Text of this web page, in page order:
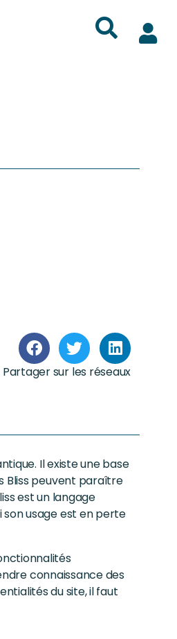
Partager sur les réseaux
Il existe une base
Bliss peuvent paraître
est un langage
usage est en perte
connaissance des
du site, il faut